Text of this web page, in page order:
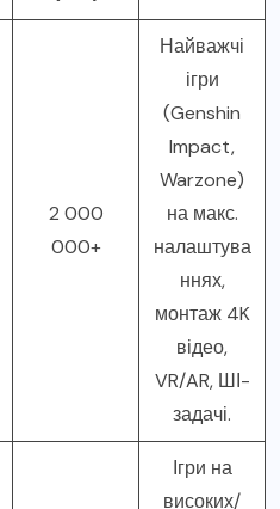
2 000
000+
Найважчі
ігри
(Genshin
Impact,
Warzone)
на макс.
налаштува
ннях,
монтаж 4K
відео,
VR/AR, ШІ-
задачі.
Ігри на
високих/